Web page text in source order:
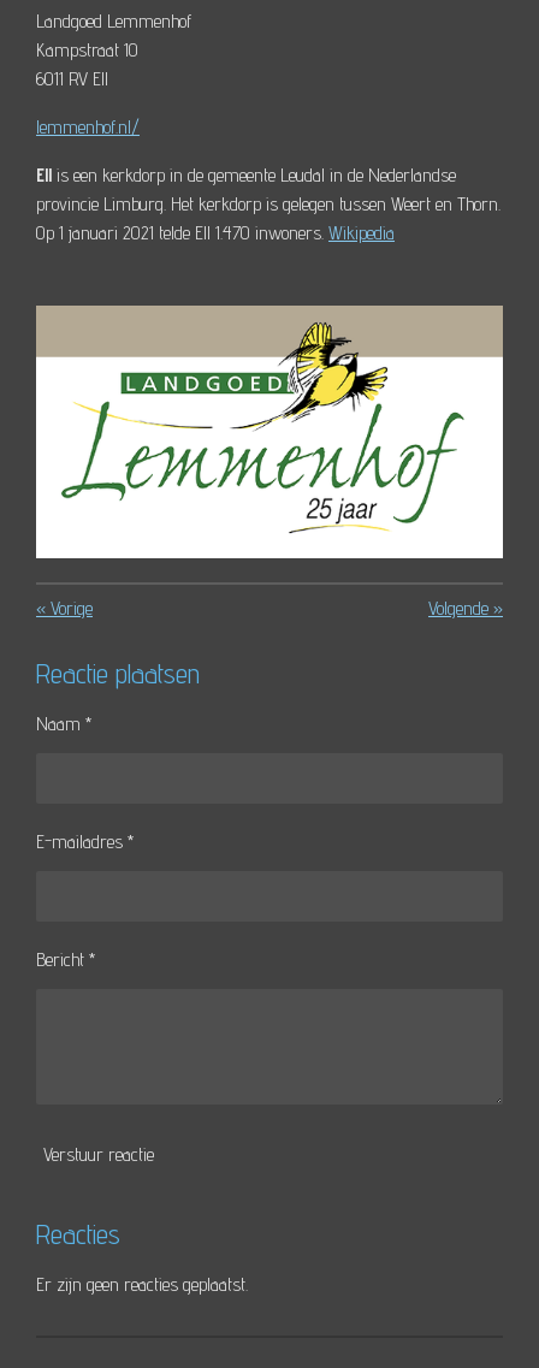
Landgoed Lemmenhof
Kampstraat 10
6011 RV Ell
lemmenhof.nl/
Ell is een kerkdorp in de gemeente Leudal in de Nederlandse
provincie Limburg. Het kerkdorp is gelegen tussen Weert en Thorn.
Op 1 januari 2021 telde Ell 1.470 inwoners. Wikipedia
« Vorige Volgende »
Reactie plaatsen
Naam *
E-mailadres *
Bericht *
Verstuur reactie
Reacties
Er zijn geen reacties geplaatst.